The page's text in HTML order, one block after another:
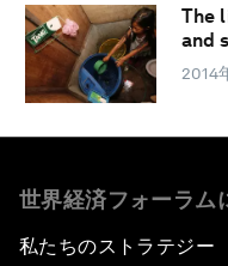
The
and
2014
世界経済フォーラム
私たちのストラテジー